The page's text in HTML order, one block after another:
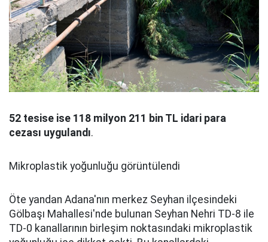
52 tesise ise 118 milyon 211 bin TL idari para
cezası uygulandı.
Mikroplastik yoğunluğu görüntülendi
Öte yandan Adana'nın merkez Seyhan ilçesindeki
Gölbaşı Mahallesi'nde bulunan Seyhan Nehri TD-8 ile
TD-0 kanallarının birleşim noktasındaki mikroplastik